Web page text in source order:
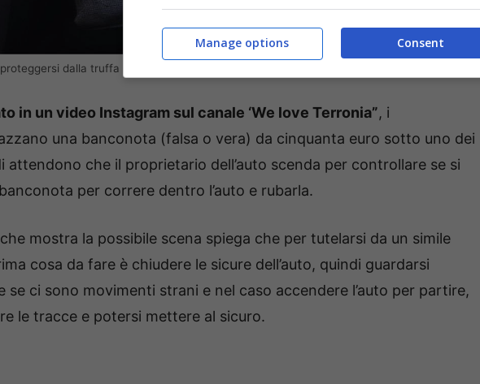
dalla truffa dei tergicristalli – queenmakeda.it
in un video Instagram sul canale ‘We love Terronia”, i
una banconota (falsa o vera) da cinquanta euro sotto uno dei
attendono che il proprietario dell’auto scenda per controllare se si
per correre dentro l’auto e rubarla.
mostra la possibile scena spiega che per tutelarsi da un simile
cosa da fare è chiudere le sicure dell’auto, quindi guardarsi
se ci sono movimenti strani e nel caso accendere l’auto per partire,
le tracce e potersi mettere al sicuro.
Consent
Manage options